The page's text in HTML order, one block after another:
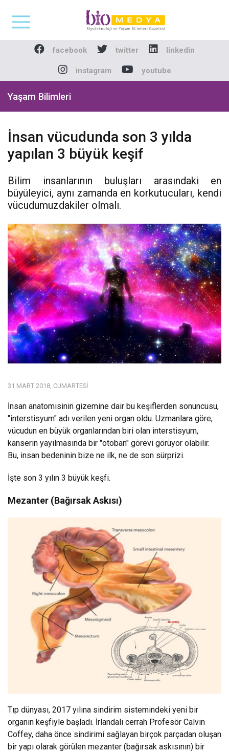
Biomedya -
facebook twitter linkedin
instagram youtube
Yaşam Bilimleri
İnsan vücudunda son 3 yılda
yapılan 3 büyük keşif
Bilim insanlarının buluşları arasındaki en
büyüleyici, aynı zamanda en korkutucuları, kendi
vücudumuzdakiler olmalı.
31 MART 2018, CUMARTESI
İnsan anatomisinin gizemine dair bu keşiflerden sonuncusu,
"interstisyum" adı verilen yeni organ oldu. Uzmanlara göre,
vücudun en büyük organlarından biri olan interstisyum,
kanserin yayılmasında bir "otoban" görevi görüyor olabilir.
Bu, insan bedeninin bize ne ilk, ne de son sürprizi.
İşte son 3 yılın 3 büyük keşfi.
Mezanter (Bağırsak Askısı)
Tıp dünyası, 2017 yılına sindirim sistemindeki yeni bir
organın keşfiyle başladı. İrlandalı cerrah Profesör Calvin
Coffey, daha önce sindirimi sağlayan birçok parçadan oluşan
bir yapı olarak görülen mezanter (bağırsak askısının) bir